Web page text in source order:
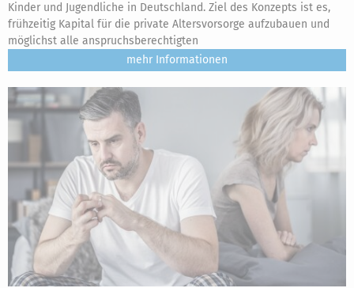
Kinder und Jugendliche in Deutschland. Ziel des Konzepts ist es,
frühzeitig Kapital für die private Altersvorsorge aufzubauen und
möglichst alle anspruchsberechtigten
mehr